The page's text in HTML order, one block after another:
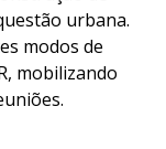
urbana.
modos de
mobilizando